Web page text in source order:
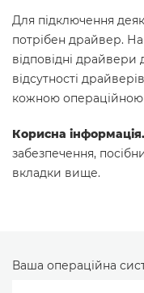
Для підключення
потрібен драйвер.
відповідні
відсутності
кожною
Корисна інформація.
забезпечення,
вкладки вище.
Ваша операційна